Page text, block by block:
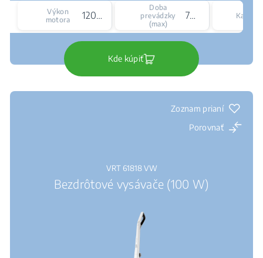
Výkon
motora
120 W
Doba
prevádzky
(max)
70 min
Kde kúpiť
Zoznam prianí
Porovnať
VRT 61818 VW
Bezdrôtové vysávače (100 W)